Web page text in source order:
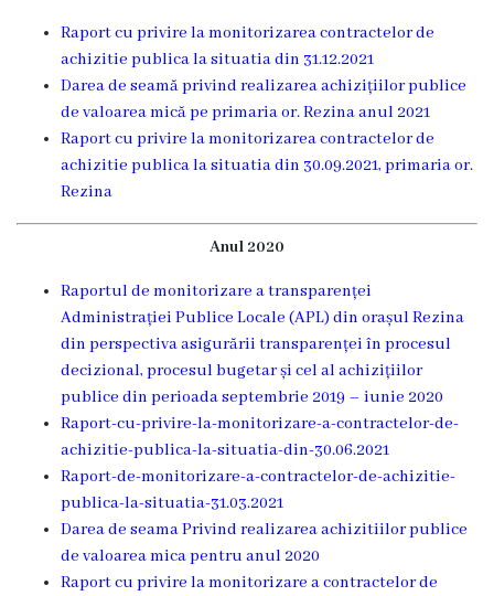
de
Aur”
Î.M
,,Servicii
Locative”
or.Rezina.
Î.M
,,
Piața
comercială
a
orașului
Raport cu privire la monitorizarea contractelor de
achizitie publica la situatia din 31.12.2021
Darea de seamă privind realizarea achizițiilor publice
de valoarea mică pe primaria or. Rezina anul 2021
Raport cu privire la monitorizarea contractelor de
achizitie publica la situatia din 30.09.2021, primaria or.
Rezina
Anul 2020
Raportul de monitorizare a transparenței
Administrației Publice Locale (APL) din orașul Rezina
din perspectiva asigurării transparenței în procesul
decizional, procesul bugetar și cel al achizițiilor
publice din perioada septembrie 2019 – iunie 2020
Raport-cu-privire-la-monitorizare-a-contractelor-de-
achizitie-publica-la-situatia-din-30.06.2021
Raport-de-monitorizare-a-contractelor-de-achizitie-
publica-la-situatia-31.03.2021
Darea de seama Privind realizarea achizitiilor publice
de valoarea mica pentru anul 2020
Raport cu privire la monitorizare a contractelor de